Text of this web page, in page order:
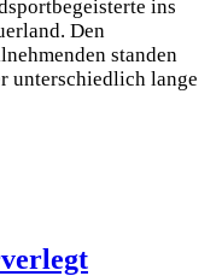
ins
Den
standen
unterschiedlich lange